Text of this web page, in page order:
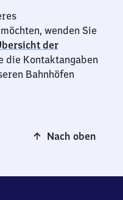
wenden Sie
der
die Kontaktangaben
Bahnhöfen
Nach oben